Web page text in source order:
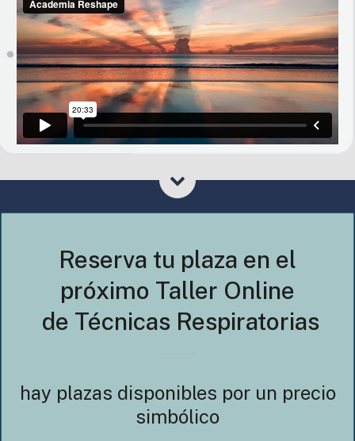
Reserva tu plaza en el
próximo Taller Online
de Técnicas Respiratorias
hay plazas disponibles por un precio
simbólico